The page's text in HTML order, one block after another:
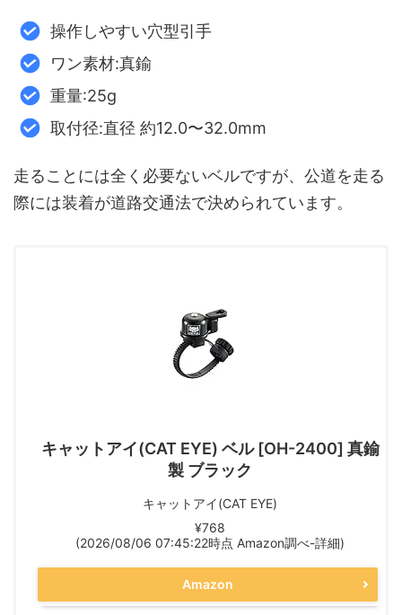
操作しやすい穴型引手
ワン素材:真鍮
重量:25g
取付径:直径 約12.0〜32.0mm
走ることには全く必要ないベルですが、公道を走る
際には装着が道路交通法で決められています。
キャットアイ(CAT EYE) ベル [OH-2400] 真鍮
製 ブラック
キャットアイ(CAT EYE)
¥768
(2026/08/06 07:45:22時点 Amazon調べ-詳細)
Amazon